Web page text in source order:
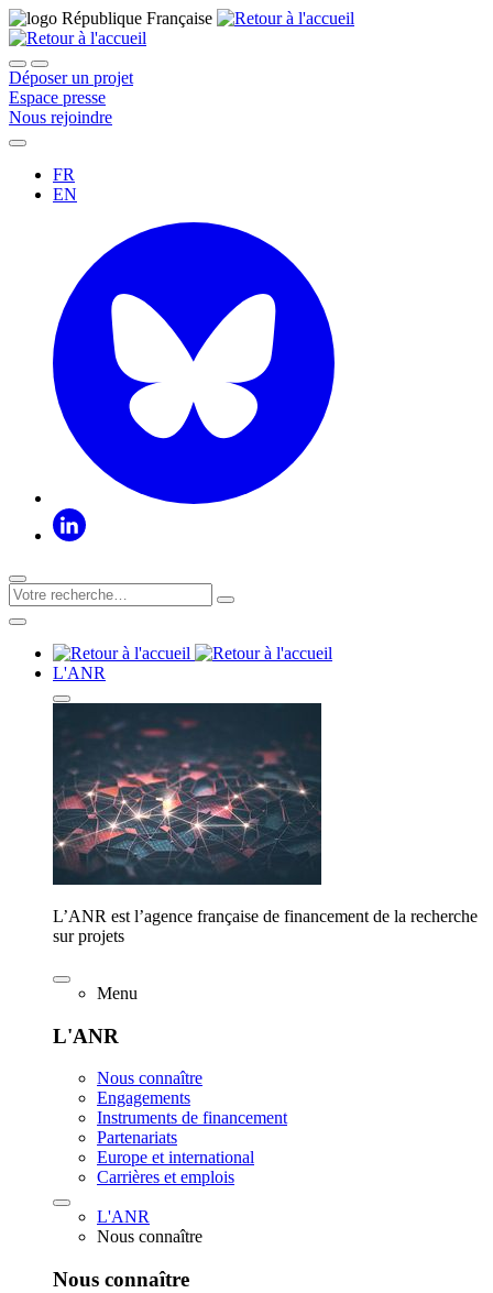
Déposer un projet
Espace presse
Nous rejoindre
FR
EN
L'ANR
L’ANR est l’agence française de financement de la recherche
sur projets
Menu
L'ANR
Nous connaître
Engagements
Instruments de financement
Partenariats
Europe et international
Carrières et emplois
L'ANR
Nous connaître
Nous connaître